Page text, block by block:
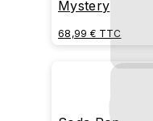
Mystery
68,99 € TTC